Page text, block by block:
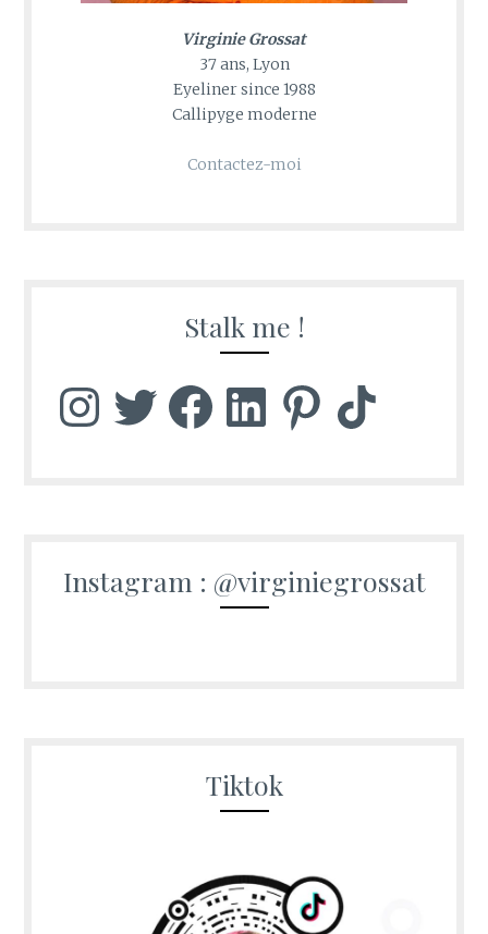
Virginie Grossat
37 ans, Lyon
Eyeliner since 1988
Callipyge moderne
Contactez-moi
Stalk me !
InstagramTwitter FacebookLinkedInPinterest TikTok
Instagram : @virginiegrossat
Tiktok